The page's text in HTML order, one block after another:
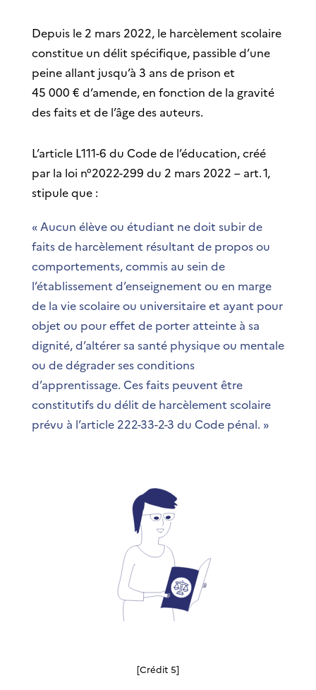
Depuis le 2 mars 2022, le harcèlement scolaire
constitue un délit spécifique, passible d’une
peine allant jusqu’à 3 ans de prison et
45 000 € d’amende, en fonction de la gravité
des faits et de l’âge des auteurs.
L’article L111-6 du Code de l’éducation, créé
par la loi n°2022-299 du 2 mars 2022 – art. 1,
stipule que :
« Aucun élève ou étudiant ne doit subir de
faits de harcèlement résultant de propos ou
comportements, commis au sein de
l’établissement d’enseignement ou en marge
de la vie scolaire ou universitaire et ayant pour
objet ou pour effet de porter atteinte à sa
dignité, d’altérer sa santé physique ou mentale
ou de dégrader ses conditions
d’apprentissage. Ces faits peuvent être
constitutifs du délit de harcèlement scolaire
prévu à l’article 222-33-2-3 du Code pénal. »
[Crédit 5]